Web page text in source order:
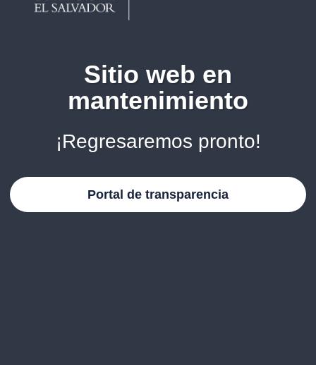
Sitio web en
mantenimiento
¡Regresaremos pronto!
Portal de transparencia